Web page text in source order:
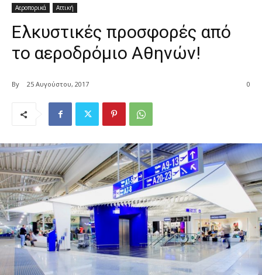
Αεροπορικά Αττική
Ελκυστικές προσφορές από
το αεροδρόμιο Αθηνών!
By 25 Αυγούστου, 2017 0